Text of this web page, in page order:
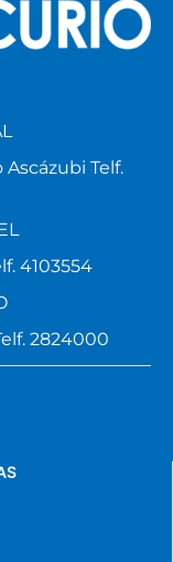
Ascázubi Telf.
4103554
2824000